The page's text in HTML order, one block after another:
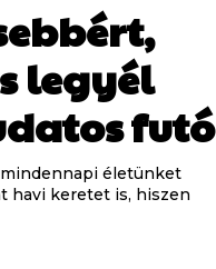
legyél
futó
mindennapi életünket
havi keretet is, hiszen